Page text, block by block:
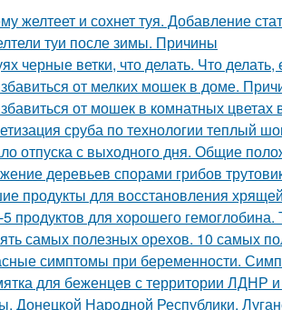
желтеет и сохнет туя. Добавление
туи после зимы. Причины
черные ветки, что делать. Что
от мелких мошек в доме.
от мошек в комнатных
сруба по технологии теплый
отпуска с выходного дня. Общие
деревьев спорами грибов
продукты для восстановления
продуктов для хорошего
самых полезных орехов. 10 самых
симптомы при беременности.
для беженцев с территории ЛДНР
Донецкой Народной Республики,